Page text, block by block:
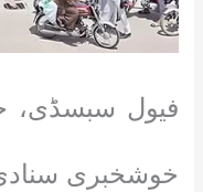
فیول سبسڈی،
خوشخبری